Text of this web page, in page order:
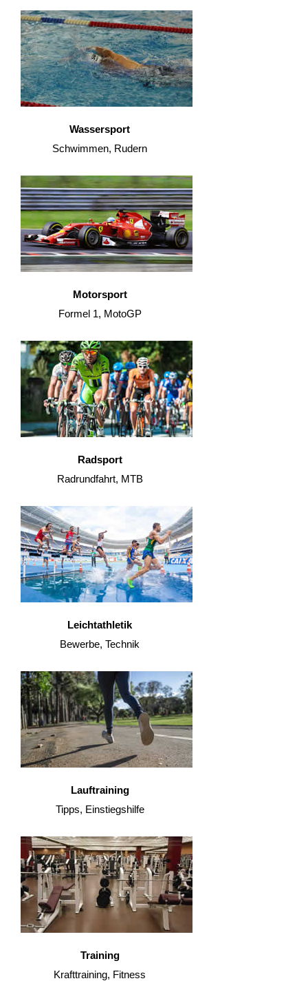
Wassersport
Schwimmen, Rudern
Motorsport
Formel 1, MotoGP
Radsport
Radrundfahrt, MTB
Leichtathletik
Bewerbe, Technik
Lauftraining
Tipps, Einstiegshilfe
Training
Krafttraining, Fitness